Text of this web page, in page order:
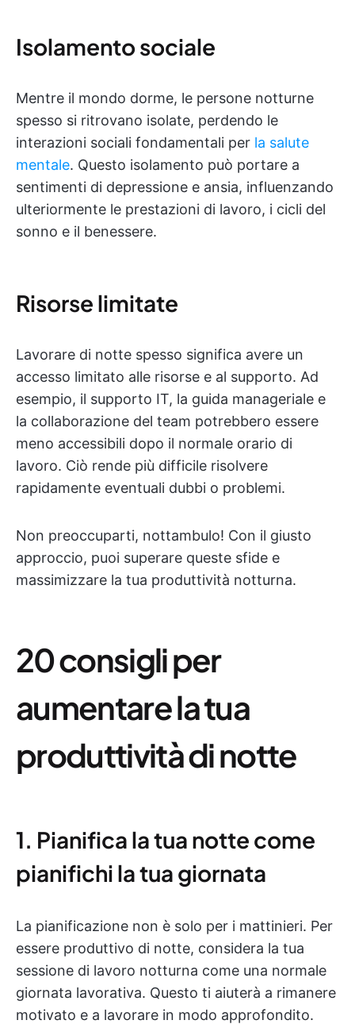
Isolamento sociale
Mentre il mondo dorme, le persone notturne
spesso si ritrovano isolate, perdendo le
interazioni sociali fondamentali per la salute
mentale. Questo isolamento può portare a
sentimenti di depressione e ansia, influenzando
ulteriormente le prestazioni di lavoro, i cicli del
sonno e il benessere.
Risorse limitate
Lavorare di notte spesso significa avere un
accesso limitato alle risorse e al supporto. Ad
esempio, il supporto IT, la guida manageriale e
la collaborazione del team potrebbero essere
meno accessibili dopo il normale orario di
lavoro. Ciò rende più difficile risolvere
rapidamente eventuali dubbi o problemi.
Non preoccuparti, nottambulo! Con il giusto
approccio, puoi superare queste sfide e
massimizzare la tua produttività notturna.
20 consigli per
aumentare la tua
produttività di notte
1. Pianifica la tua notte come
pianifichi la tua giornata
La pianificazione non è solo per i mattinieri. Per
essere produttivo di notte, considera la tua
sessione di lavoro notturna come una normale
giornata lavorativa. Questo ti aiuterà a rimanere
motivato e a lavorare in modo approfondito.